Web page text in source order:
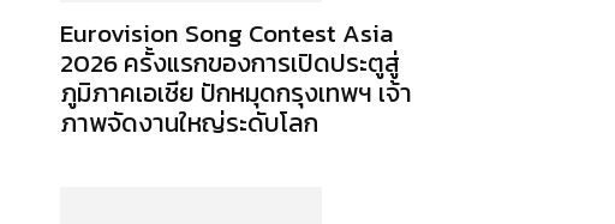
Eurovision Song Contest Asia
2026 ครั้งแรกของการเปิดประตูสู่
ภูมิภาคเอเชีย ปักหมุดกรุงเทพฯ เจ้า
ภาพจัดงานใหญ่ระดับโลก